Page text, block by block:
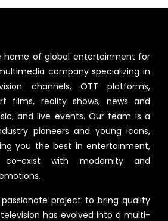
home of global entertainment for
company specializing in
channels, OTT platforms,
films, reality shows, news and
and live events. Our team is a
pioneers and young icons,
you the best in entertainment,
co-exist with modernity and
project to bring quality
has evolved into a multi-